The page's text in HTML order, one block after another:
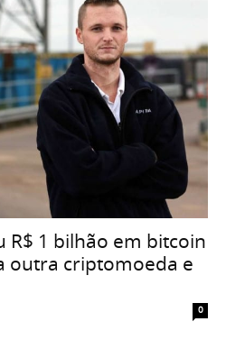
R$ 1 bilhão em bitcoin
outra criptomoeda e
0